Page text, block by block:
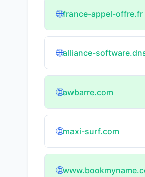
🌐france-appel-offre.fr
🌐alliance-
🌐awbarre.com
🌐maxi-surf.com
🌐